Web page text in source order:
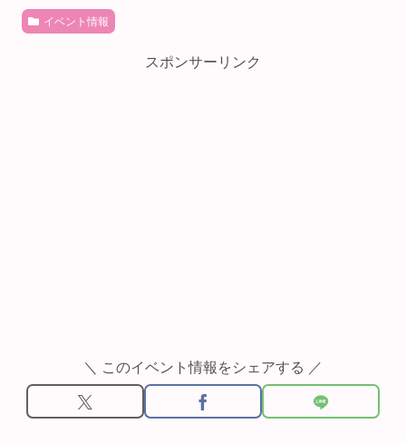
イベント情報
スポンサーリンク
＼ このイベント情報をシェアする ／